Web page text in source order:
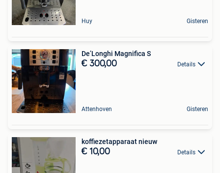
Huy Gisteren
De’Longhi Magnifica S
€ 300,00 Details
Attenhoven Gisteren
koffiezetapparaat nieuw
€ 10,00 Details